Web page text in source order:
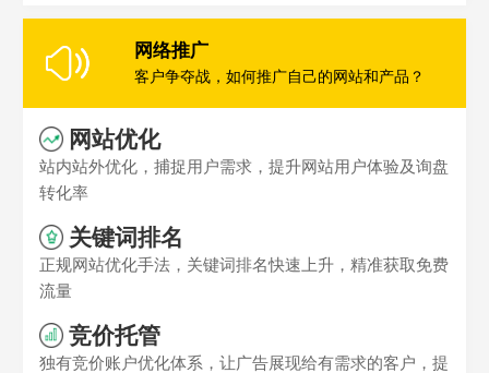
网络推广
客户争夺战，如何推广自己的网站和产品？
网站优化
站内站外优化，捕捉用户需求，提升网站用户体验及询盘
转化率
关键词排名
正规网站优化手法，关键词排名快速上升，精准获取免费
流量
竞价托管
独有竞价账户优化体系，让广告展现给有需求的客户，提